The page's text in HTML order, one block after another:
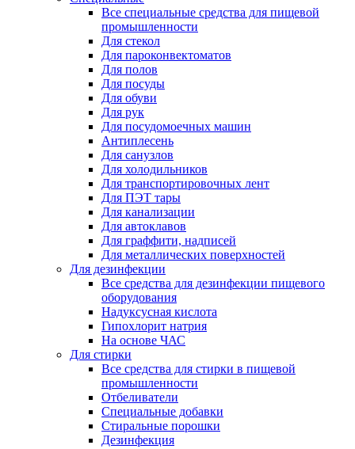
Все специальные средства для пищевой
промышленности
Для стекол
Для пароконвектоматов
Для полов
Для посуды
Для обуви
Для рук
Для посудомоечных машин
Антиплесень
Для санузлов
Для холодильников
Для транспортировочных лент
Для ПЭТ тары
Для канализации
Для автоклавов
Для граффити, надписей
Для металлических поверхностей
Для дезинфекции
Все средства для дезинфекции пищевого
оборудования
Надуксусная кислота
Гипохлорит натрия
На основе ЧАС
Для стирки
Все средства для стирки в пищевой
промышленности
Отбеливатели
Специальные добавки
Стиральные порошки
Дезинфекция